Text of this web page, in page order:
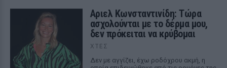
Αριελ Κωνσταντινίδη: Τώρα
ασχολούνται με το δέρμα μου,
δεν πρόκειται να κρύβομαι
ΧΤΕΣ
Δεν με αγγίζει, έχω ροδόχρου ακμή, η